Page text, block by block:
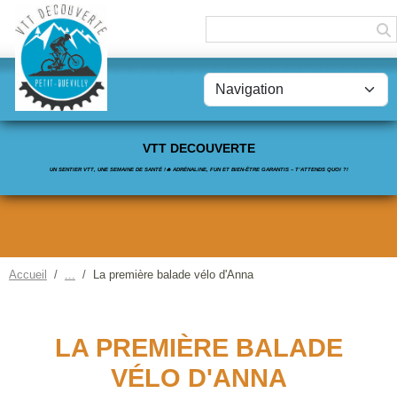
VTT DECOUVERTE
UN SENTIER VTT, UNE SEMAINE DE SANTÉ !🔥 ADRÉNALINE, FUN ET BIEN-ÊTRE GARANTIS – T’ATTENDS QUOI ?!
Accueil La première balade vélo d'Anna
LA PREMIÈRE BALADE
VÉLO D'ANNA
Panneau de gestion des cookies